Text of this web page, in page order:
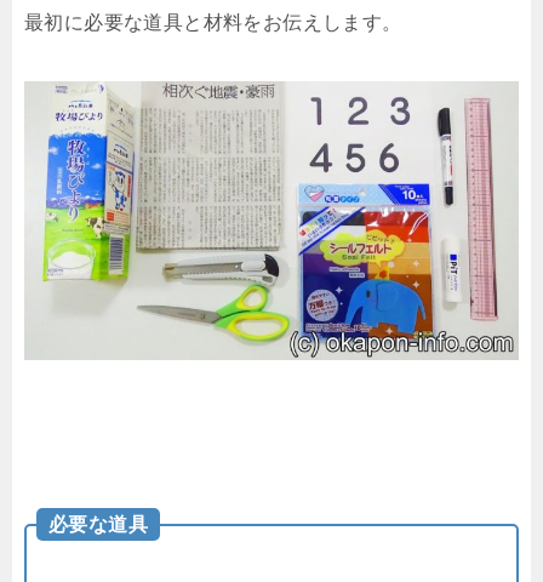
最初に必要な道具と材料をお伝えします。
必要な道具